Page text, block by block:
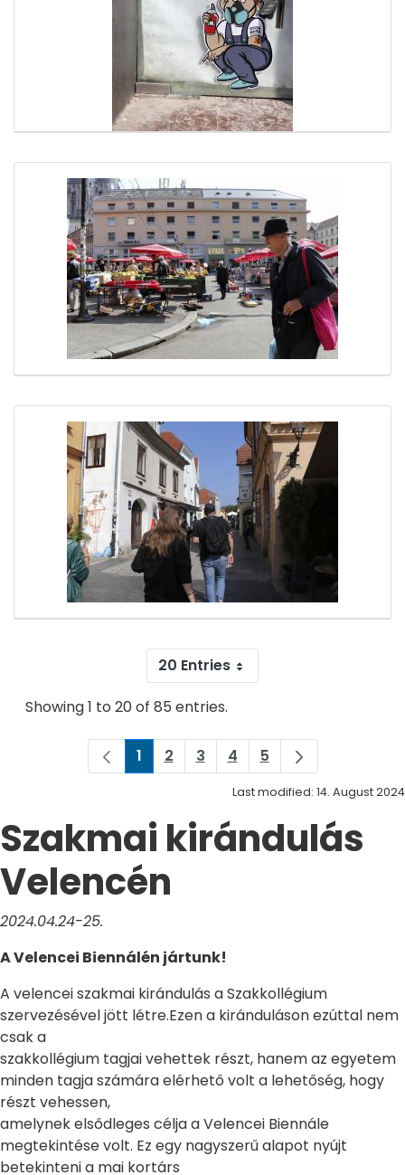
20 Entries
Showing 1 to 20 of 85 entries.
Page
1 Page
2 Page
3 Page
4 Page
5
Last modified: 14. August 2024
Szakmai kirándulás
Velencén
2024.04.24-25.
A Velencei Biennálén jártunk!
A velencei szakmai kirándulás a Szakkollégium
szervezésével jött létre.Ezen a kiránduláson ezúttal nem
csak a
szakkollégium tagjai vehettek részt, hanem az egyetem
minden tagja számára elérhető volt a lehetőség, hogy
részt vehessen,
amelynek elsődleges célja a Velencei Biennále
megtekintése volt. Ez egy nagyszerű alapot nyújt
betekinteni a mai kortárs